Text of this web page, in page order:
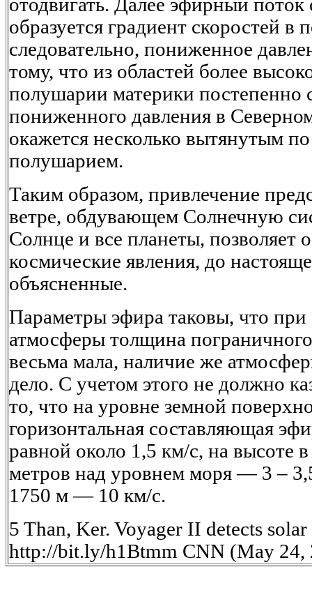
отодвигать. Далее эфирный поток
образуется градиент скоростей в
следовательно, пониженное
тому, что из областей более
полушарии материки постепенно
пониженного давления в
окажется несколько вытянутым
полушарием.
Таким образом, привлечение
ветре, обдувающем Солнечную
Солнце и все планеты, позволяет
космические явления, до
объясненные.
Параметры эфира таковы, что при
атмосферы толщина
весьма мала, наличие же
дело. С учетом этого не должно
то, что на уровне земной
горизонтальная составляющая
равной около 1,5 км/с, на высоте в
метров над уровнем моря — 3 –
1750 м — 10 км/с.
5 Than, Ker. Voyager II detects solar
http://bit.ly/h1Btmm CNN (May 24,